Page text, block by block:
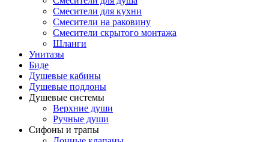
Смесители для кухни
Смесители на раковину
Смесители скрытого монтажа
Шланги
Унитазы
Биде
Душевые кабины
Душевые поддоны
Душевые системы
Верхние души
Ручные души
Сифоны и трапы